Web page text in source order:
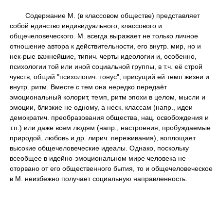
Содержание М. (в классовом обществе) представляет
собой единство индивидуального, классового и
общечеловеческого. М. всегда выражает не только личное
отношение автора к действительности, его внутр. мир, но и
нек-рые важнейшие, типич. черты идеологии и, особенно,
психологии той или иной социальной группы, в т.ч. её строй
чувств, общий "психологич. тонус", присущий ей темп жизни и
внутр. ритм. Вместе с тем она нередко передаёт
эмоциональный колорит, темп, ритм эпохи в целом, мысли и
эмоции, близкие не одному, а неск. классам (напр., идеи
демократич. преобразования общества, нац. освобождения и
т.п.) или даже всем людям (напр., настроения, пробуждаемые
природой, любовь и др. лирич. переживания), воплощает
высокие общечеловеческие идеалы. Однако, поскольку
всеобщее в идейно-эмоциональном мире человека не
оторвано от его общественного бытия, то и общечеловеческое
в М. неизбежно получает социальную направленность.